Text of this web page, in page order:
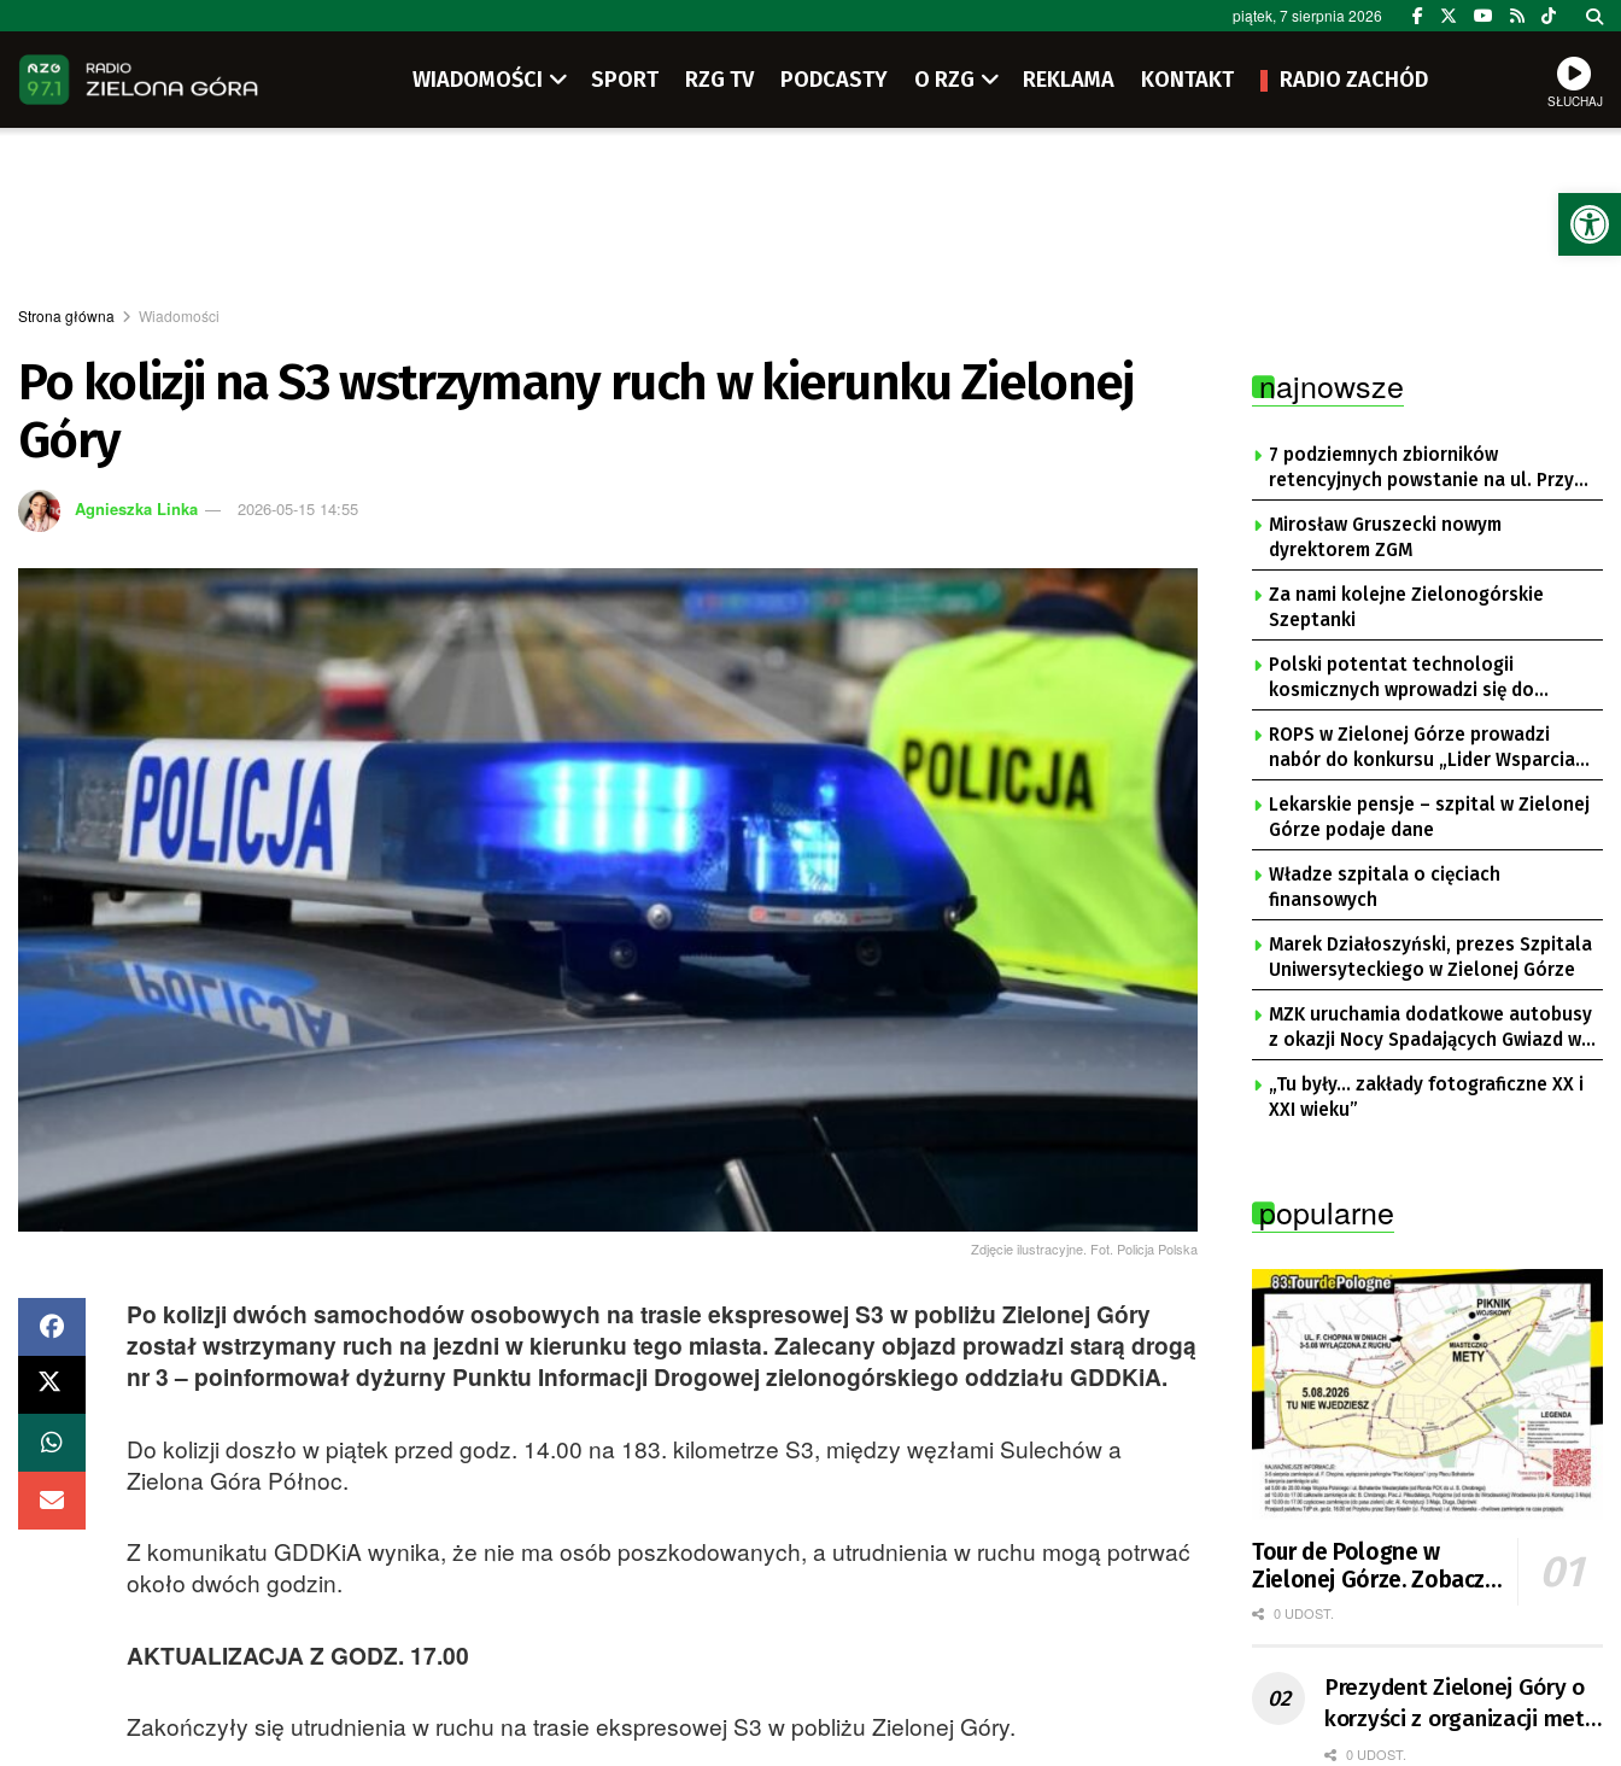
piątek, 7 sierpnia 2026
WIADOMOŚCI SPORT RZG TV PODCASTY O RZG REKLAMA KONTAKT RADIO ZACHÓD
SŁUCHAJ
Strona główna Wiadomości
Po kolizji na S3 wstrzymany ruch w kierunku Zielonej
Góry
Agnieszka Linka 2026-05-15 14:55
Zdjęcie ilustracyjne. Fot. Policja Polska
Po kolizji dwóch samochodów osobowych na trasie ekspresowej S3 w pobliżu Zielonej Góry
został wstrzymany ruch na jezdni w kierunku tego miasta. Zalecany objazd prowadzi starą drogą
nr 3 – poinformował dyżurny Punktu Informacji Drogowej zielonogórskiego oddziału GDDKiA.
Do kolizji doszło w piątek przed godz. 14.00 na 183. kilometrze S3, między węzłami Sulechów a
Zielona Góra Północ.
Z komunikatu GDDKiA wynika, że nie ma osób poszkodowanych, a utrudnienia w ruchu mogą potrwać
około dwóch godzin.
AKTUALIZACJA Z GODZ. 17.00
Zakończyły się utrudnienia w ruchu na trasie ekspresowej S3 w pobliżu Zielonej Góry.
najnowsze
7 podziemnych zbiorników
retencyjnych powstanie na ul. Przy
Gazowni
Mirosław Gruszecki nowym
dyrektorem ZGM
Za nami kolejne Zielonogórskie
Szeptanki
Polski potentat technologii
kosmicznych wprowadzi się do
Zielonej Góry
ROPS w Zielonej Górze prowadzi
nabór do konkursu „Lider Wsparcia
Seniora”
Lekarskie pensje – szpital w Zielonej
Górze podaje dane
Władze szpitala o cięciach
finansowych
Marek Działoszyński, prezes Szpitala
Uniwersyteckiego w Zielonej Górze
MZK uruchamia dodatkowe autobusy
z okazji Nocy Spadających Gwiazd w
Ochli
„Tu były… zakłady fotograficzne XX i
XXI wieku”
popularne
Tour de Pologne w
Zielonej Górze. Zobacz
zmiany w organizacji
0 UDOST.
Prezydent Zielonej Góry o
korzyści z organizacji mety
Tour de Pologne
0 UDOST.